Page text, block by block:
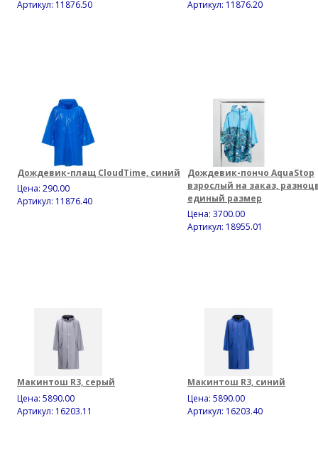
Артикул: 11876.50
Артикул: 11876.20
Дождевик-плащ CloudTime, синий
Цена: 290.00
Артикул: 11876.40
Дождевик-пончо AquaStop
взрослый на заказ,
единый размер
Цена: 3700.00
Артикул: 18955.01
Макинтош R3, серый
Цена: 5890.00
Артикул: 16203.11
Макинтош R3, синий
Цена: 5890.00
Артикул: 16203.40